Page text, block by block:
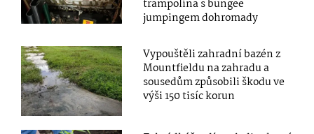
trampolína s bungee
jumpingem dohromady
Vypouštěli zahradní bazén z
Mountfieldu na zahradu a
sousedům způsobili škodu ve
výši 150 tisíc korun